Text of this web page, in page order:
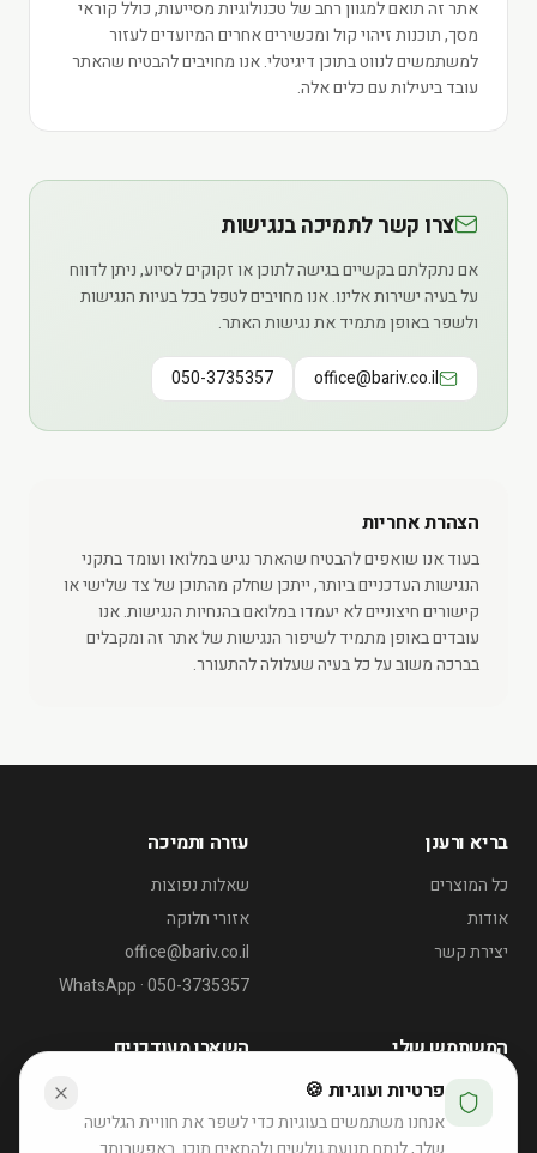
אתר זה תואם למגוון רחב של טכנולוגיות מסייעות, כולל קוראי
מסך, תוכנות זיהוי קול ומכשירים אחרים המיועדים לעזור
למשתמשים לנווט בתוכן דיגיטלי. אנו מחויבים להבטיח שהאתר
עובד ביעילות עם כלים אלה.
צרו קשר לתמיכה בנגישות
אם נתקלתם בקשיים בגישה לתוכן או זקוקים לסיוע, ניתן לדווח
על בעיה ישירות אלינו. אנו מחויבים לטפל בכל בעיות הנגישות
ולשפר באופן מתמיד את נגישות האתר.
office@bariv.co.il
050-3735357
הצהרת אחריות
בעוד אנו שואפים להבטיח שהאתר נגיש במלואו ועומד בתקני
הנגישות העדכניים ביותר, ייתכן שחלק מהתוכן של צד שלישי או
קישורים חיצוניים לא יעמדו במלואם בהנחיות הנגישות. אנו
עובדים באופן מתמיד לשיפור הנגישות של אתר זה ומקבלים
בברכה משוב על כל בעיה שעלולה להתעורר.
פרטיות ועוגיות 🍪
אנחנו משתמשים בעוגיות כדי לשפר את חוויית הגלישה
דוכן שייקים לאירועי קיץ
רוצה הצעה לאירוע?
בריא ורענן
כל המוצרים
אודות
יצירת קשר
עזרה ותמיכה
שאלות נפוצות
אזורי חלוקה
office@bariv.co.il
WhatsApp · 050-3735357
המשתמש שלי
החשבון שלי
ההזמנות שלי
השארו מעודכנים